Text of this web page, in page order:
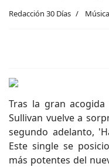
Redacción 30 Días Música
Tras la gran
Sullivan vuelve a
segundo adelanto,
Este single se
más potentes del